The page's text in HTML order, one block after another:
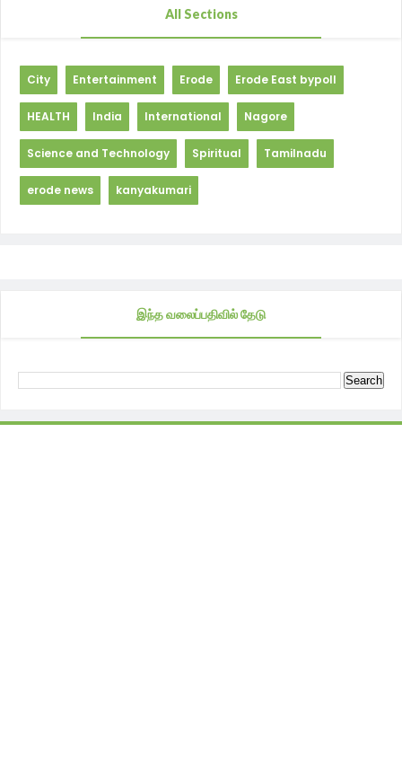
All Sections
City Entertainment Erode Erode East bypoll
HEALTH India International Nagore
Science and Technology Spiritual Tamilnadu
erode news kanyakumari
இந்த வலைப்பதிவில் தேடு